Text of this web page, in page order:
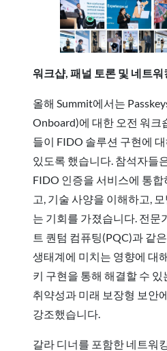
워크샵, 패널 토론 및 네트워
올해 Summit에서는
Onboard)에 대한 오전 워크
들이 FIDO 솔루션 구현에
있도록 했습니다. 참석자들
FIDO 인증을 서비스에 통
고, 기술 사양을 이해하고,
는 기회를 가졌습니다. 전문
트 퀀텀 컴퓨팅(PQC)과 같
생태계에 미치는 영향에 대
키 구현을 통해 해결할 수
취약성과 미래 보장형 보안
강조했습니다.
갈라 디너를 포함한 네트워